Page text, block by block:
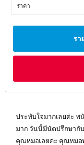
ราคา
รา
ประทับใจมากเลยค่ะ พ
มาก วันนี้มีนัดปรึกษากั
คุณหมอเลยค่ะ คุณหมอ